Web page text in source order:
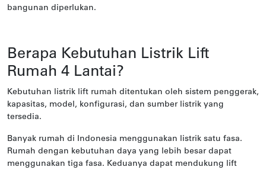
bangunan diperlukan.
Berapa Kebutuhan Listrik Lift
Rumah 4 Lantai?
Kebutuhan listrik lift rumah ditentukan oleh sistem penggerak,
kapasitas, model, konfigurasi, dan sumber listrik yang
tersedia.
Banyak rumah di Indonesia menggunakan listrik satu fasa.
Rumah dengan kebutuhan daya yang lebih besar dapat
menggunakan tiga fasa. Keduanya dapat mendukung lift